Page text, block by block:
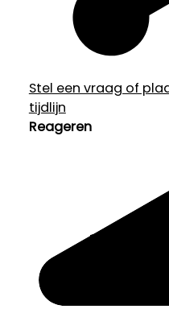
Stel een vraag of
tijdlijn
Reageren